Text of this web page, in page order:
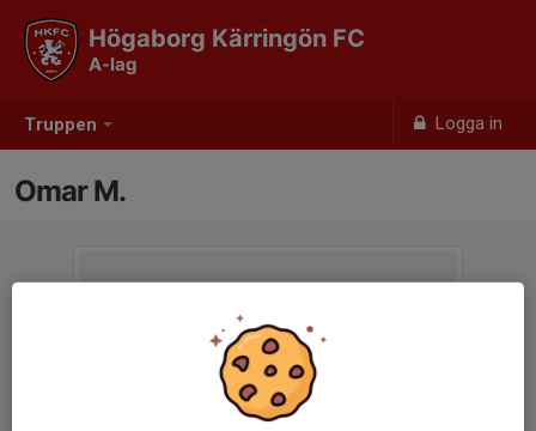
Truppen Logga in
Högaborg Kärringön FC
A-lag
Omar M.